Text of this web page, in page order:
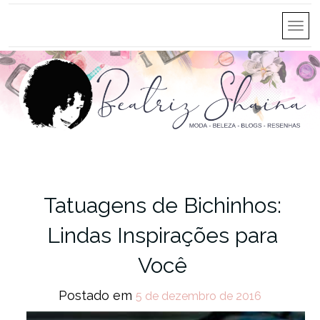
Tatuagens de Bichinhos:
Lindas Inspirações para
Você
Postado em 5 de dezembro de 2016